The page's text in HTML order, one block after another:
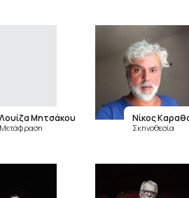
Λουίζα Μητσάκου
Μετάφραση
Νίκος
Σκηνοθεσία